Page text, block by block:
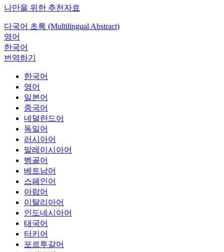
나만을 위한 추천자료
다국어 초록 (Multilingual Abstract)
영어
한국어
번역하기
한국어
영어
일본어
중국어
네덜란드어
독일어
러시아어
말레이시아어
벵골어
베트남어
스페인어
아랍어
이탈리아어
인도네시아어
태국어
터키어
포르투갈어